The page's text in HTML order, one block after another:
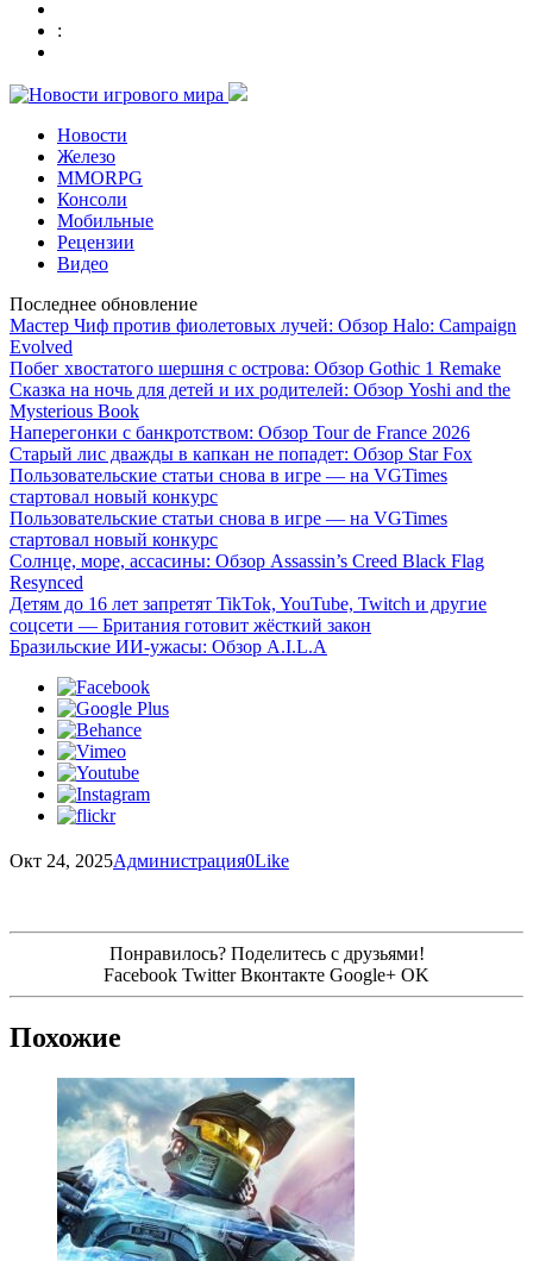
:
Новости
Железо
MMORPG
Консоли
Мобильные
Рецензии
Видео
Последнее обновление
Мастер Чиф против фиолетовых лучей: Обзор Halo: Campaign
Evolved
Побег хвостатого шершня с острова: Обзор Gothic 1 Remake
Сказка на ночь для детей и их родителей: Обзор Yoshi and the
Mysterious Book
Наперегонки с банкротством: Обзор Tour de France 2026
Старый лис дважды в капкан не попадет: Обзор Star Fox
Пользовательские статьи снова в игре — на VGTimes
стартовал новый конкурс
Пользовательские статьи снова в игре — на VGTimes
стартовал новый конкурс
Солнце, море, ассасины: Обзор Assassin’s Creed Black Flag
Resynced
Детям до 16 лет запретят TikTok, YouTube, Twitch и другие
соцсети — Британия готовит жёсткий закон
Бразильские ИИ-ужасы: Обзор A.I.L.A
Окт 24, 2025Администрация0Like
Понравилось? Поделитесь с друзьями!
Facebook Twitter Вконтакте Google+ OK
Похожие